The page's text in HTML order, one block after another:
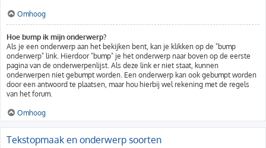
Omhoog
Hoe bump ik mijn onderwerp?
Als je een onderwerp aan het bekijken bent, kan je klikken op de "bump
onderwerp" link. Hierdoor "bump" je het onderwerp naar boven op de eerste
pagina van de onderwerpenlijst. Als deze link er niet staat, kunnen
onderwerpen niet gebumpt worden. Een onderwerp kan ook gebumpt worden
door een antwoord te plaatsen, maar hou hierbij wel rekening met de regels
van het forum.
Omhoog
Tekstopmaak en onderwerp soorten